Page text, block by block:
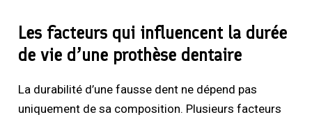
Les facteurs qui influencent la durée
de vie d’une prothèse dentaire
La durabilité d’une fausse dent ne dépend pas
uniquement de sa composition. Plusieurs facteurs